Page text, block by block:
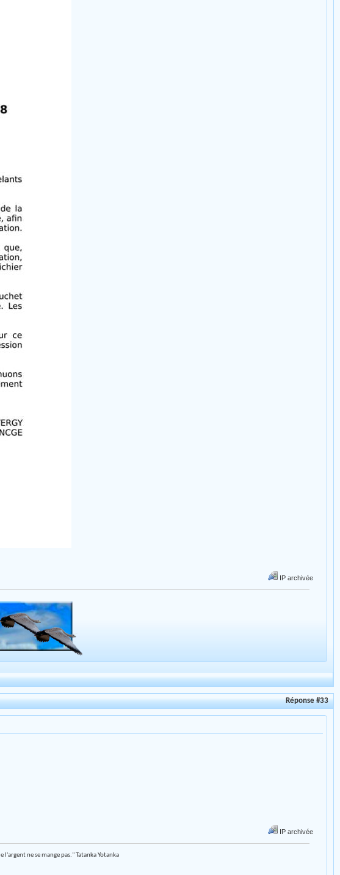
IP archivée
Réponse #33
IP archivée
ne se mange pas." Tatanka Yotanka